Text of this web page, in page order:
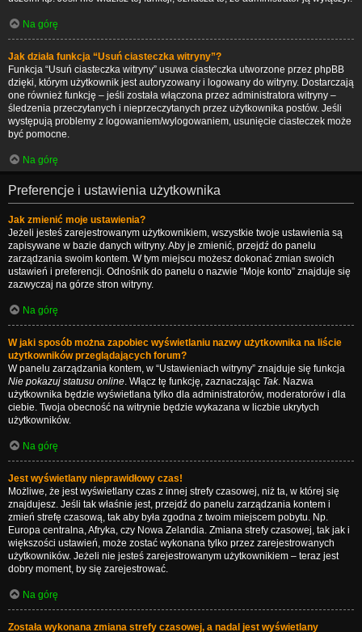
Na górę
Jak działa funkcja “Usuń ciasteczka witryny”?
Funkcja “Usuń ciasteczka witryny” usuwa ciasteczka utworzone przez phpBB
dzięki, którym użytkownik jest autoryzowany i logowany do witryny. Dostarczają
one również funkcję – jeśli została włączona przez administratora witryny –
śledzenia przeczytanych i nieprzeczytanych przez użytkownika postów. Jeśli
występują problemy z logowaniem/wylogowaniem, usunięcie ciasteczek może
być pomocne.
Na górę
Preferencje i ustawienia użytkownika
Jak zmienić moje ustawienia?
Jeżeli jesteś zarejestrowanym użytkownikiem, wszystkie twoje ustawienia są
zapisywane w bazie danych witryny. Aby je zmienić, przejdź do panelu
zarządzania swoim kontem. W tym miejscu możesz dokonać zmian swoich
ustawień i preferencji. Odnośnik do panelu o nazwie “Moje konto” znajduje się
zazwyczaj na górze stron witryny.
Na górę
W jaki sposób można zapobiec wyświetlaniu nazwy użytkownika na liście
użytkowników przeglądających forum?
W panelu zarządzania kontem, w “Ustawieniach witryny” znajduje się funkcja
Nie pokazuj statusu online. Włącz tę funkcję, zaznaczając Tak. Nazwa
użytkownika będzie wyświetlana tylko dla administratorów, moderatorów i dla
ciebie. Twoja obecność na witrynie będzie wykazana w liczbie ukrytych
użytkowników.
Na górę
Jest wyświetlany nieprawidłowy czas!
Możliwe, że jest wyświetlany czas z innej strefy czasowej, niż ta, w której się
znajdujesz. Jeśli tak właśnie jest, przejdź do panelu zarządzania kontem i
zmień strefę czasową, tak aby była zgodna z twoim miejscem pobytu. Np.
Europa centralna, Afryka, czy Nowa Zelandia. Zmiana strefy czasowej, tak jak i
większości ustawień, może zostać wykonana tylko przez zarejestrowanych
użytkowników. Jeżeli nie jesteś zarejestrowanym użytkownikiem – teraz jest
dobry moment, by się zarejestrować.
Na górę
Została wykonana zmiana strefy czasowej, a nadal jest wyświetlany